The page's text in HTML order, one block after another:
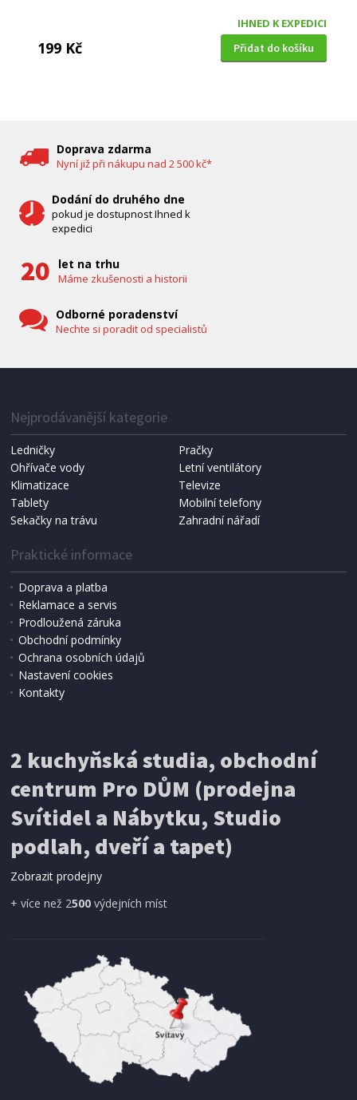
IHNED K EXPEDICI
199 Kč Přidat do košíku
NÁHRADNÍ SÁČKY DO VYSAVAČE
Koma KRA-SB02S (Multi Bag, S-BAG SMS)
199 Kč Přidat do košíku
SÍŤ PROTI HMYZU
ProGarden KO-CY5910600 Síť proti hmyzu do
dveří magnetická 210 x 100 cm
Doprava zdarma
Nyní již při nákupu nad 2 500 kč*
Dodání do druhého dne
pokud je dostupnost Ihned k
expedici
let na trhu
Máme zkušenosti a historii
Odborné poradenství
Nechte si poradit od specialistů
Nejprodávanější kategorie
Ledničky
Pračky
Ohřívače vody
Letní ventilátory
Klimatizace
Televize
Tablety
Mobilní telefony
Sekačky na trávu
Zahradní nářadí
Praktické informace
Doprava a platba
Reklamace a servis
Prodloužená záruka
Obchodní podmínky
Ochrana osobních údajů
Nastavení cookies
Kontakty
2 kuchyňská studia, obchodní
centrum Pro DŮM (prodejna
Svítidel a Nábytku, Studio
podlah, dveří a tapet)
Zobrazit prodejny
+ více než 2500 výdejních míst